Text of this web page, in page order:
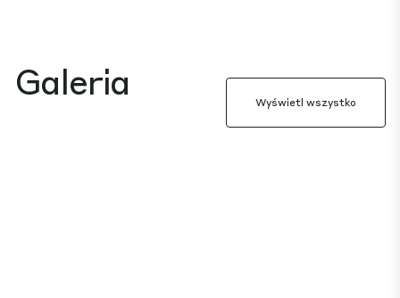
Galeria Wyświetl wszystko